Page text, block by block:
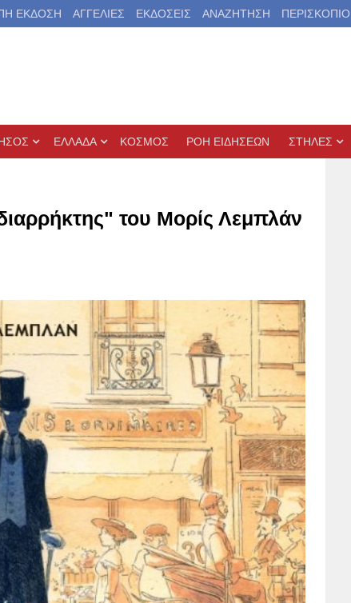
ΕΚΔΟΣΗ ΑΓΓΕΛΙΕΣ ΕΚΔΟΣΕΙΣ ΑΝΑΖΗΤΗΣΗ ΠΕΡΙΣΚΟΠΙΟ
ΕΛΛΑΔΑ ΚΟΣΜΟΣ ΡΟΗ ΕΙΔΗΣΕΩΝ ΣΤΗΛΕΣ
του Μορίς Λεμπλάν